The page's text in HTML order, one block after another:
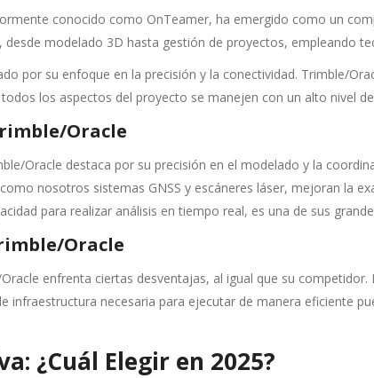
conocido como OnTeamer, ha emergido como un
desde modelado 3D hasta gestión de proyectos, empleando
por su enfoque en la precisión y la conectividad. Trimble/
los aspectos del proyecto se manejen con un alto nivel
Oracle
Oracle destaca por su precisión en el modelado y la
nosotros sistemas GNSS y escáneres láser, mejoran la
para realizar análisis en tiempo real, es una de sus
Oracle
enfrenta ciertas desventajas, al igual que su
infraestructura necesaria para ejecutar de manera eficiente
¿Cuál Elegir en 2025?